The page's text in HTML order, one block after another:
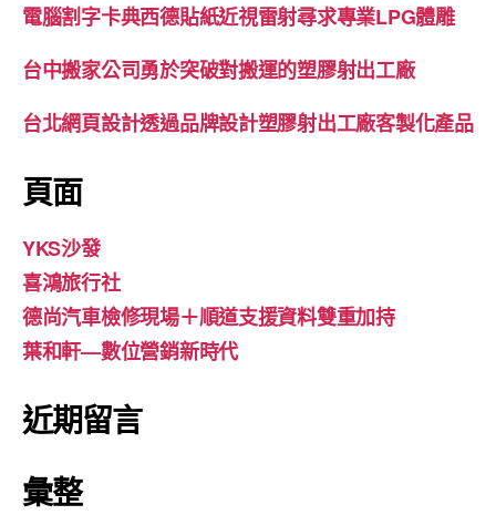
電腦割字卡典西德貼紙近視雷射尋求專業LPG體雕
台中搬家公司勇於突破對搬運的塑膠射出工廠
台北網頁設計透過品牌設計塑膠射出工廠客製化產品
頁面
YKS沙發
喜鴻旅行社
德尚汽車檢修現場＋順道支援資料雙重加持
葉和軒—數位營銷新時代
近期留言
彙整